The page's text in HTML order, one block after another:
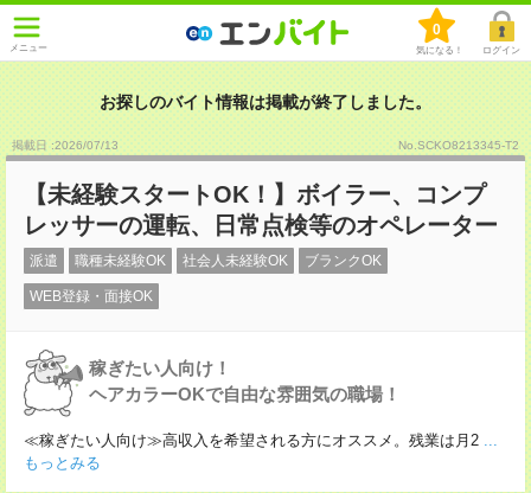
メニュー
0
気になる！ ログイン
お探しのバイト情報は掲載が終了しました。
掲載日 :2026/07/13 No.SCKO8213345-T2
【未経験スタートOK！】ボイラー、コンプ
レッサーの運転、日常点検等のオペレーター
派遣 職種未経験OK 社会人未経験OK ブランクOK
WEB登録・面接OK
稼ぎたい人向け！
ヘアカラーOKで自由な雰囲気の職場！
≪稼ぎたい人向け≫高収入を希望される方にオススメ。残業は月2 ...
もっとみる